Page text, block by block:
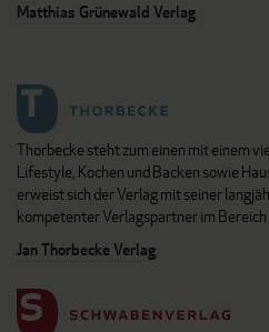
Matthias Grünewald Verlag
Thorbecke steht zum einen mit einem
Lifestyle, Kochen und Backen sowie
erweist sich der Verlag mit seiner
kompetenter Verlagspartner im Bereich
Jan Thorbecke Verlag